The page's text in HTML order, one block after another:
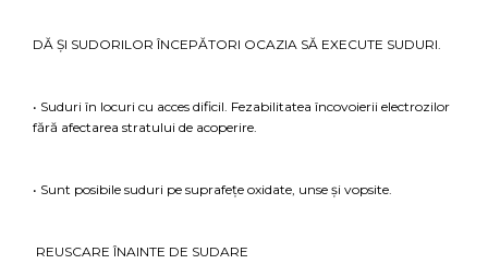
DĂ ȘI SUDORILOR ÎNCEPĂTORI OCAZIA SĂ EXECUTE SUDURI.
• Suduri în locuri cu acces dificil. Fezabilitatea încovoierii electrozilor
fără afectarea stratului de acoperire.
• Sunt posibile suduri pe suprafețe oxidate, unse și vopsite.
REUSCARE ÎNAINTE DE SUDARE